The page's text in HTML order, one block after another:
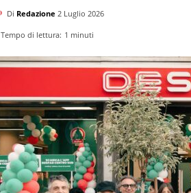
Di Redazione 2 Luglio 2026
Tempo di lettura: 1 minuti